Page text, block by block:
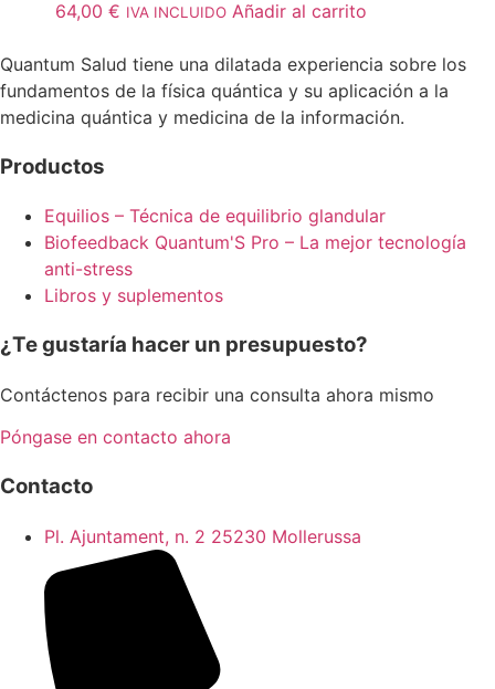
64,00 € IVA INCLUIDO Añadir al carrito
Quantum Salud tiene una dilatada experiencia sobre los
fundamentos de la física quántica y su aplicación a la
medicina quántica y medicina de la información.
Productos
Equilios – Técnica de equilibrio glandular
Biofeedback Quantum'S Pro – La mejor tecnología
anti-stress
Libros y suplementos
¿Te gustaría hacer un presupuesto?
Contáctenos para recibir una consulta ahora mismo
Póngase en contacto ahora
Contacto
Pl. Ajuntament, n. 2 25230 Mollerussa